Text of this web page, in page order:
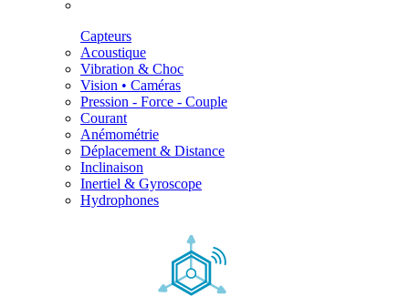
Capteurs
Acoustique
Vibration & Choc
Vision • Caméras
Pression - Force - Couple
Courant
Anémométrie
Déplacement & Distance
Inclinaison
Inertiel & Gyroscope
Hydrophones